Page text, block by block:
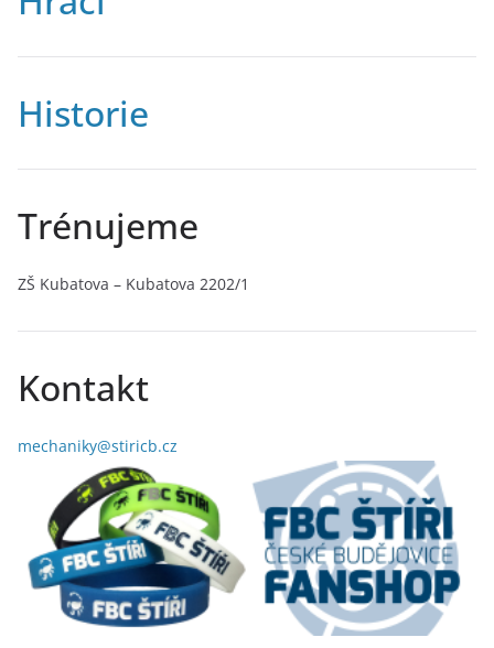
Historie
Trénujeme
ZŠ Kubatova – Kubatova 2202/1
Kontakt
mechaniky@stiricb.cz